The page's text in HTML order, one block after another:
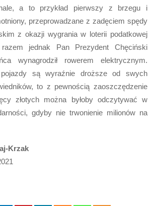
a to przykład pierwszy z brzegu i
przeprowadzane z zadęciem spędy
z okazji wygrania w loterii podatkowej
jednak Pan Prezydent Chęciński
wynagrodził rowerem elektrycznym.
są wyraźnie droższe od swych
to z pewnością zaoszczędzenie
złotych można byłoby odczytywać w
gdyby nie trwonienie milionów na
Krzak